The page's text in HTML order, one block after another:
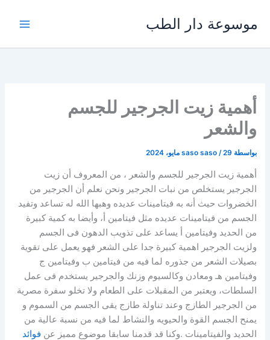
المحتوى
موسوعة دار الطب
أهمية زيت الجرجير للجسم
والشعر
بواسطة saso saso /29 مايو، 2024
أهمية زيت الجرجير للجسم والشعر ، من المعروف أن زيت
الجرجير يستخلص من نبات الجرجير ونحن نعلم أن الجرجير من
الخضروات حيث أنه به فيتامينات عديده وهبها الله له تساعد وتفيد
الجسم من فيتامينات عديده مثل فيتامين أ، وأيضا به كمية كبيرة
من الحديد وفيتامين أ يساعد على تذويب الدهون فى الجسم
ولزيت الجرجير اهمية كبيرة جدا على الشعر فهو يعمل على تقوية
بصيلات الشعر من جذوره لما فيه من فيتامين ب وفيتامين ج
وفيتامين هـ ومعادن وكالسيوم وزنك والجرجير يستخدم فى عمل
السلطات، ويعتبر من المقبلات على الطعام ولا تخلو سفرة مصرية
من الجرجير الطازج وعند تناولة طازج يقى الجسم من السموم و
يمنح الجسم القوة والحيويه والنشاط لما فيه من نسبة عالية من
الحديد والفيتامينات .وكنا قد قدمنا سابقا موضوع مميز عن فوائد